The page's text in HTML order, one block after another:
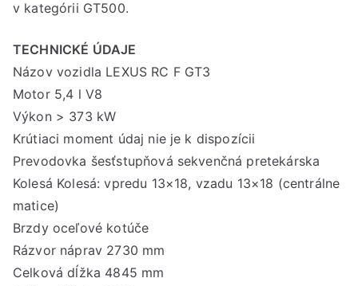
v kategórii GT500.
TECHNICKÉ ÚDAJE
Názov vozidla LEXUS RC F GT3
Motor 5,4 l V8
Výkon > 373 kW
Krútiaci moment údaj nie je k dispozícii
Prevodovka šesťstupňová sekvenčná pretekárska
Kolesá Kolesá: vpredu 13×18, vzadu 13×18 (centrálne
matice)
Brzdy oceľové kotúče
Rázvor náprav 2730 mm
Celková dĺžka 4845 mm